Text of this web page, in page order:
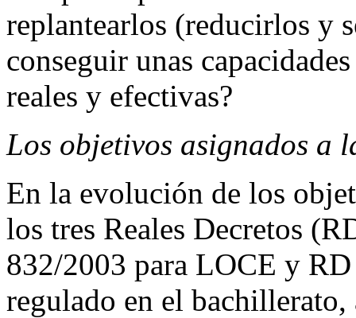
replantearlos (reducirlos y
conseguir unas
reales y efectivas?
Los objetivos asignados a
En la evolución de los
los tres Reales Decretos
832/2003 para LOCE y
regulado en el bachillerato,